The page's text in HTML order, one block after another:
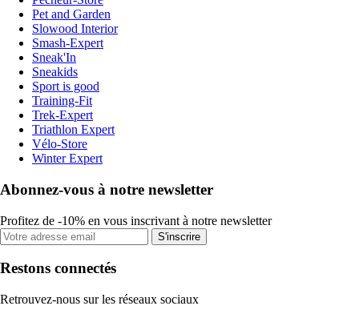
Pet and Garden
Slowood Interior
Smash-Expert
Sneak'In
Sneakids
Sport is good
Training-Fit
Trek-Expert
Triathlon Expert
Vélo-Store
Winter Expert
Abonnez-vous à notre newsletter
Profitez de -10% en vous inscrivant à notre newsletter
S'inscrire
Restons connectés
Retrouvez-nous sur les réseaux sociaux